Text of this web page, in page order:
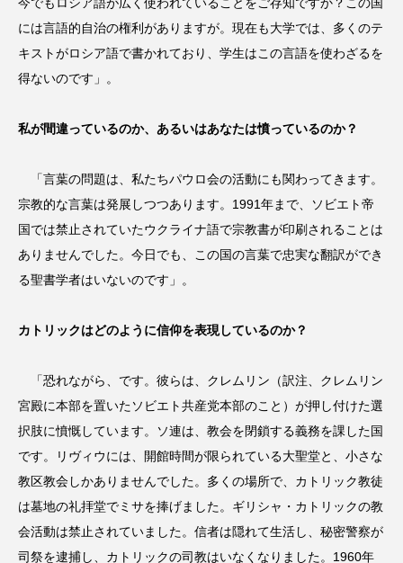
には言語的自治の権利がありますが。現在も大学では、多くのテ
キストがロシア語で書かれており、学生はこの言語を使わざるを
得ないのです」。
私が間違っているのか、あるいはあなたは憤っているのか？
「言葉の問題は、私たちパウロ会の活動にも関わってきます。
宗教的な言葉は発展しつつあります。1991年まで、ソビエト帝
国では禁止されていたウクライナ語で宗教書が印刷されることは
ありませんでした。今日でも、この国の言葉で忠実な翻訳ができ
る聖書学者はいないのです」。
カトリックはどのように信仰を表現しているのか？
「恐れながら、です。彼らは、クレムリン（訳注、クレムリン
宮殿に本部を置いたソビエト共産党本部のこと）が押し付けた選
択肢に憤慨しています。ソ連は、教会を閉鎖する義務を課した国
です。リヴィウには、開館時間が限られている大聖堂と、小さな
教区教会しかありませんでした。多くの場所で、カトリック教徒
は墓地の礼拝堂でミサを捧げました。ギリシャ・カトリックの教
会活動は禁止されていました。信者は隠れて生活し、秘密警察が
司祭を逮捕し、カトリックの司教はいなくなりました。1960年